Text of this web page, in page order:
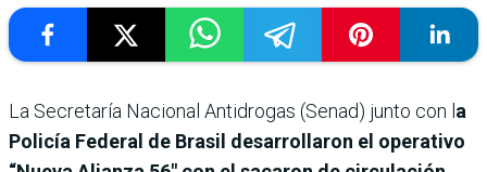
La Secretaría Nacional Antidrogas (Senad) junto con l a
Policía Federal de Brasil desarrollaron el operativo